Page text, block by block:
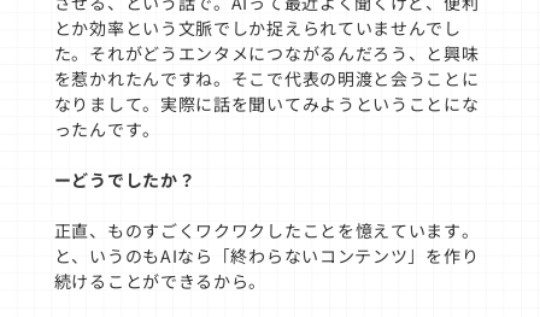
とか効率という文脈でしか捉えられていませんでし
た。それがどうエンタメにつながるんだろう、と興味
を惹かれたんですね。そこで代表の明渡と会うことに
なりまして。実際に話を聞いてみようということにな
ったんです。
ーどうでしたか？
正直、ものすごくワクワクしたことを憶えています。
と、いうのもAIなら「終わらないコンテンツ」を作り
続けることができるから。